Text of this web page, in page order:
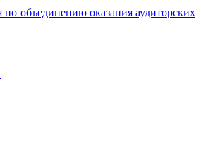
объединению оказания аудиторских